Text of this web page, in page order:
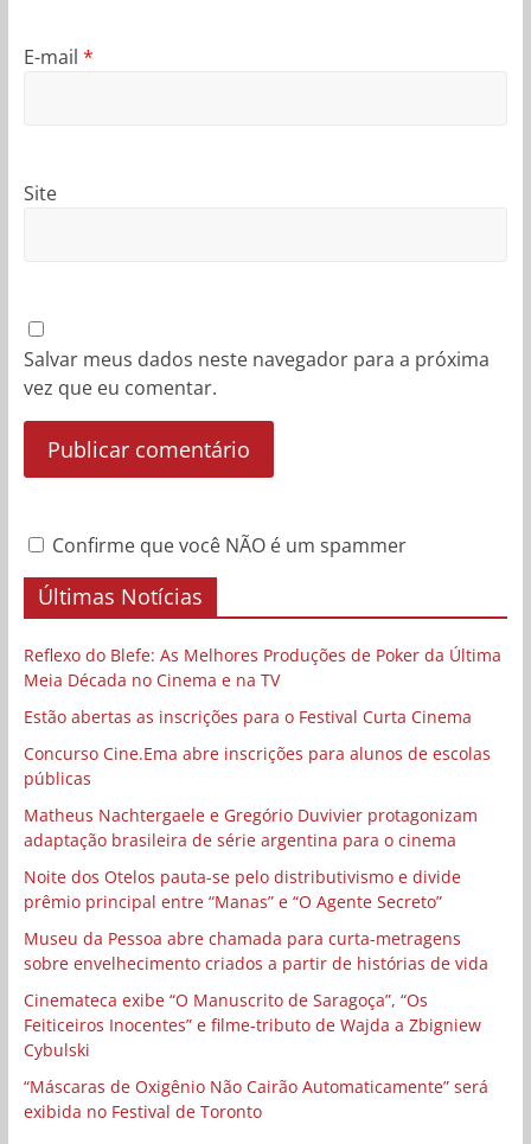
E-mail *
Site
Salvar meus dados neste navegador para a próxima
vez que eu comentar.
Confirme que você NÃO é um spammer
Últimas Notícias
Reflexo do Blefe: As Melhores Produções de Poker da Última
Meia Década no Cinema e na TV
Estão abertas as inscrições para o Festival Curta Cinema
Concurso Cine.Ema abre inscrições para alunos de escolas
públicas
Matheus Nachtergaele e Gregório Duvivier protagonizam
adaptação brasileira de série argentina para o cinema
Noite dos Otelos pauta-se pelo distributivismo e divide
prêmio principal entre “Manas” e “O Agente Secreto”
Museu da Pessoa abre chamada para curta-metragens
sobre envelhecimento criados a partir de histórias de vida
Cinemateca exibe “O Manuscrito de Saragoça”, “Os
Feiticeiros Inocentes” e filme-tributo de Wajda a Zbigniew
Cybulski
“Máscaras de Oxigênio Não Cairão Automaticamente” será
exibida no Festival de Toronto